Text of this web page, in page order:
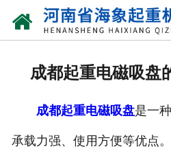
成都起重电磁吸盘
成都起重电磁吸盘是一
承载力强、使用方便等优点